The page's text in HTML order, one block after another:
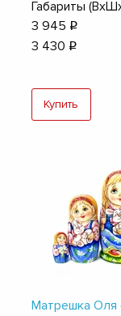
Габариты
3 945 q
3 430 q
Купить
Матрешка Оля